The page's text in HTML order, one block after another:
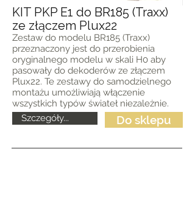
KIT PKP E1 do BR185 (Traxx)
ze złączem Plux22
Zestaw do modelu BR185 (Traxx)
przeznaczony jest do przerobienia
oryginalnego modelu w skali H0 aby
pasowały do dekoderów ze złączem
Plux22. Te zestawy do samodzielnego
montażu umożliwiają włączenie
wszystkich typów świateł niezależnie.
Szczegóły...
Do sklepu